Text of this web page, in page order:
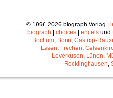
© 1996-2026 biograph Verlag |
biograph
choices engels und
Bochum, Bonn, Castrop-
Essen, Frechen,
Leverkusen, Lünen,
Recklinghausen,